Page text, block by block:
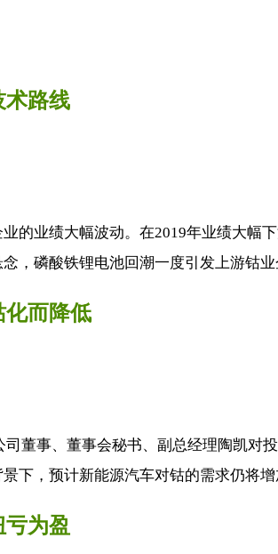
术路线
的业绩大幅波动。在2019年业绩大幅
，磷酸铁锂电池回潮一度引发上游钴
化而降低
董事、董事会秘书、副总经理陶凯
下，预计新能源汽车对钴的需求仍将
为盈